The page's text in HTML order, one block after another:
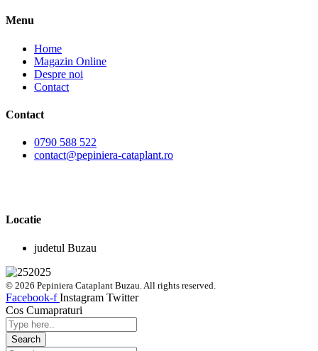
Menu
Home
Magazin Online
Despre noi
Contact
Contact
0790 588 522
contact@pepiniera-cataplant.ro
Locatie
judetul Buzau
© 2026 Pepiniera Cataplant Buzau. All rights reserved.
Facebook-f Instagram Twitter
Cos Cumapraturi